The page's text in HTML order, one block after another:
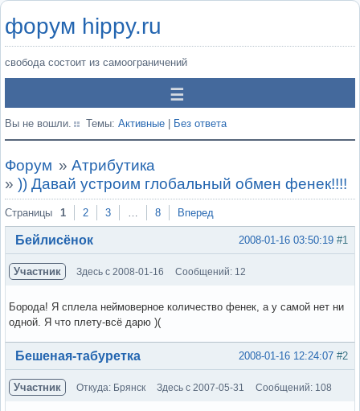
форум hippy.ru
свобода состоит из самоограничений
Вы не вошли. Темы: Активные Без ответа
Форум » Атрибутика
» )) Давай устроим глобальный обмен фенек!!!!
Страницы 1 2 3 … 8 Вперед
#1
2008-01-16 03:50:19
Бейлисёнок
Участник Здесь с 2008-01-16 Сообщений: 12
Борода! Я сплела неймоверное количество фенек, а у самой нет ни
одной. Я что плету-всё дарю )(
Вне форума #2
2008-01-16 12:24:07
Бешеная-табуретка
Участник Откуда: Брянск Здесь с 2007-05-31 Сообщений: 108